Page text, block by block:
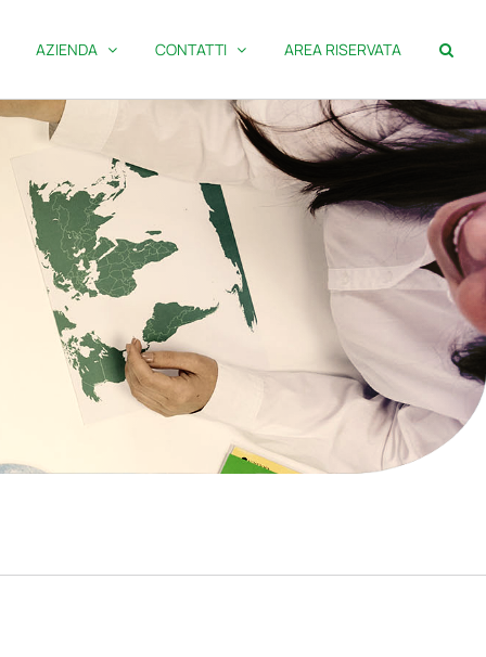
AZIENDA CONTATTI AREA RISERVATA